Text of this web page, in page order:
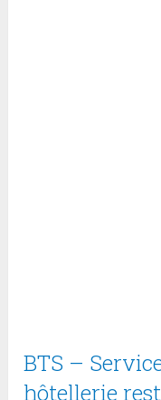
BTS –
hôtellerie